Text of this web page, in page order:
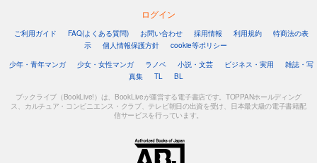
ログイン
ご利用ガイド FAQ(よくある質問) お問い合わせ 採用情報 利用規約
特商法の表
示
個人情報保護方針
cookie等ポリシー
少年・青年マンガ
少女・女性マンガ ラノベ 小説・文芸 ビジネス・実用
雑誌・写
真集
TL BL
ブックライブ（BookLive!）は、BookLiveが運営する電子書店です。TOPPANホールディング
ス、カルチュア・コンビニエンス・クラブ、テレビ朝日の出資を受け、日本最大級の電子書籍配
信サービスを行っています。